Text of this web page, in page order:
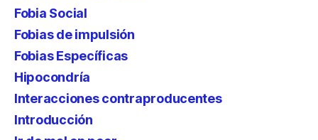
Fobia Social
Fobias de impulsión
Fobias Específicas
Hipocondría
Interacciones contraproducentes
Introducción